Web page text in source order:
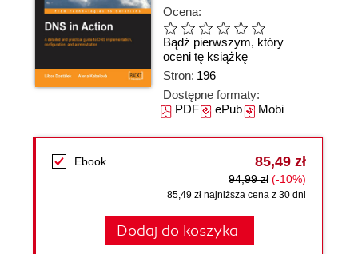
Ocena:
Bądź pierwszym, który
oceni tę książkę
Stron: 196
Dostępne formaty:
PDFePubMobi
Ebook 85,49 zł
94,99 zł (-10%)
85,49 zł najniższa cena z 30 dni
Dodaj do koszyka